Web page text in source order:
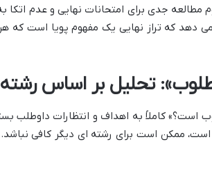
مطالعه جدی برای امتحانات نهایی و عدم
دهد که تراز نهایی یک مفهوم پویا است که
تحلیل بر اساس
کاملاً به اهداف و انتظارات داوطلب
ممکن است برای رشته ای دیگر کافی